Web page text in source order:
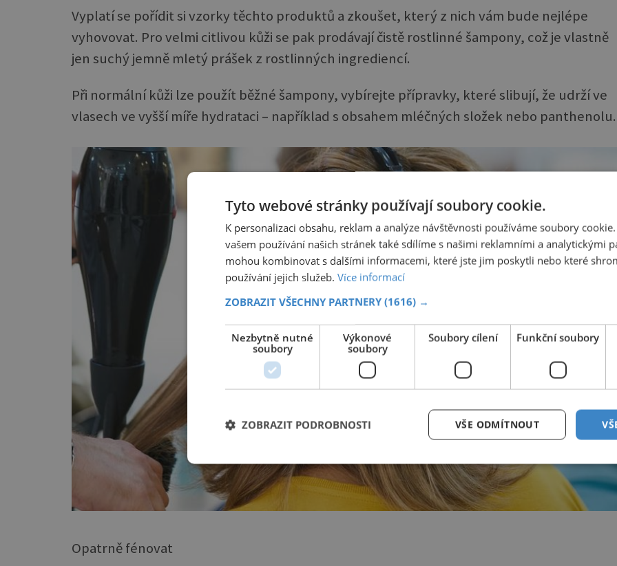
Vyplatí se pořídit si vzorky těchto produktů a zkoušet, který z nich vám bude nejlépe
vyhovovat. Pro velmi citlivou kůži se pak prodávají čistě rostlinné šampony, což je vlastně
jen suchý jemně mletý prášek z rostlinných ingrediencí.
Při normální kůži lze použít běžné šampony, vybírejte přípravky, které slibují, že udrží ve
vlasech ve vyšší míře hydrataci – například s obsahem mléčných složek nebo panthenolu.
Opatrně fénovat
Tyto webové stránky používají soubory cookie.
K personalizaci obsahu, reklam a analýze návštěvnosti používáme soubory
vašem používání našich stránek také sdílíme s našimi reklamními a analytickými
mohou kombinovat s dalšími informacemi, které jste jim poskytli nebo které
používání jejich služeb. Více informací
ZOBRAZIT VŠECHNY PARTNERY (1616) →
Nezbytně nutné
soubory
Výkonové
soubory
Soubory cílení Funkční soubory
VŠE ODMÍTNOUT
ZOBRAZIT PODROBNOSTI